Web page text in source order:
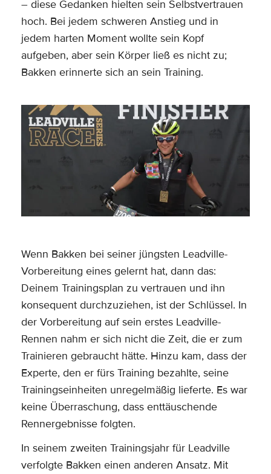
– diese Gedanken hielten sein Selbstvertrauen
hoch. Bei jedem schweren Anstieg und in
jedem harten Moment wollte sein Kopf
aufgeben, aber sein Körper ließ es nicht zu;
Bakken erinnerte sich an sein Training.
Wenn Bakken bei seiner jüngsten Leadville-
Vorbereitung eines gelernt hat, dann das:
Deinem Trainingsplan zu vertrauen und ihn
konsequent durchzuziehen, ist der Schlüssel. In
der Vorbereitung auf sein erstes Leadville-
Rennen nahm er sich nicht die Zeit, die er zum
Trainieren gebraucht hätte. Hinzu kam, dass der
Experte, den er fürs Training bezahlte, seine
Trainingseinheiten unregelmäßig lieferte. Es war
keine Überraschung, dass enttäuschende
Rennergebnisse folgten.
In seinem zweiten Trainingsjahr für Leadville
verfolgte Bakken einen anderen Ansatz. Mit